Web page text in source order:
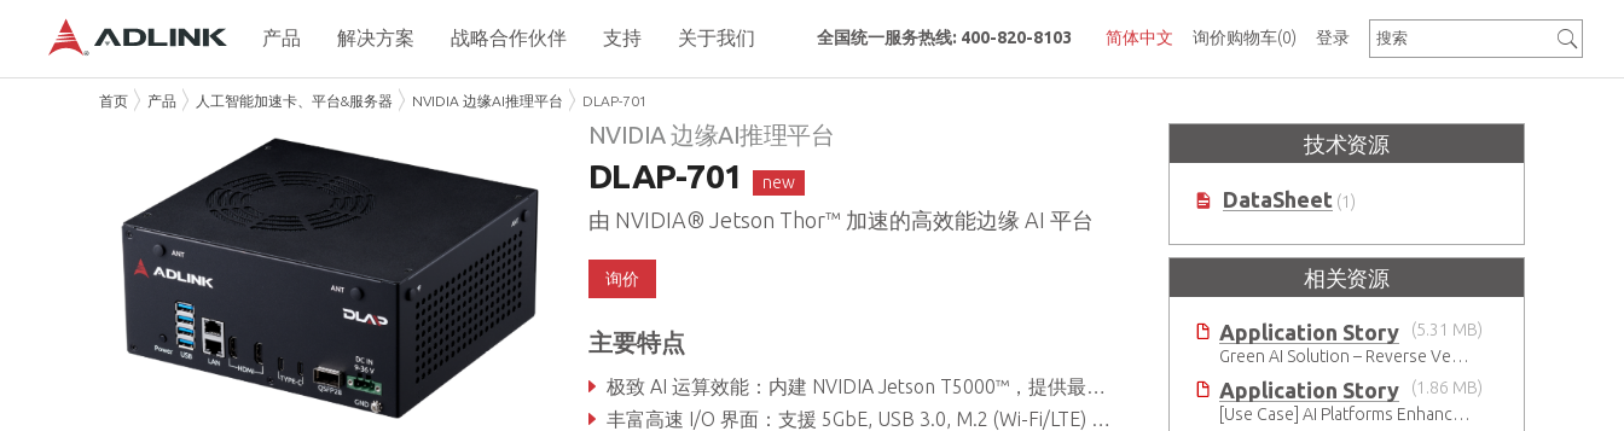
询价购物车(0)
简体中文
全国统一服务热线: 400-820-8103 登录
产品 解决方案 战略合作伙伴 支持 关于我们
首页 产品 人工智能加速卡、平台&服务器 NVIDIA 边缘AI推理平台 DLAP-701
NVIDIA 边缘AI推理平台
DLAP-701 new
由 NVIDIA® Jetson Thor™ 加速的高效能边缘 AI 平台
询价
主要特点
极致 AI 运算效能：内建 NVIDIA Jetson T5000™，提供最高 2070 FP4 TFLOPS 的算力，满足多模型生成式 AI 工作负载需求
丰富高速 I/O 界面：支援 5GbE, USB 3.0, M.2 (Wi-Fi/LTE) 与 QSFP28 (4x25GbE)
技术资源
DataSheet (1)
相关资源
Application Story
(5.31 MB)
Green AI Solution – Reverse Vending Machine (RVM)
Application Story
(1.86 MB)
[Use Case] AI Platforms Enhances Smart Aquaculture